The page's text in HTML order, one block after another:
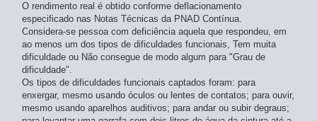
O rendimento real é obtido conforme deflacionamento
especificado nas Notas Técnicas da PNAD Contínua.
Considera-se pessoa com deficiência aquela que respondeu, em
ao menos um dos tipos de dificuldades funcionais, Tem muita
dificuldade ou Não consegue de modo algum para "Grau de
dificuldade".
Os tipos de dificuldades funcionais captados foram: para
enxergar, mesmo usando óculos ou lentes de contatos; para ouvir,
mesmo usando aparelhos auditivos; para andar ou subir degraus;